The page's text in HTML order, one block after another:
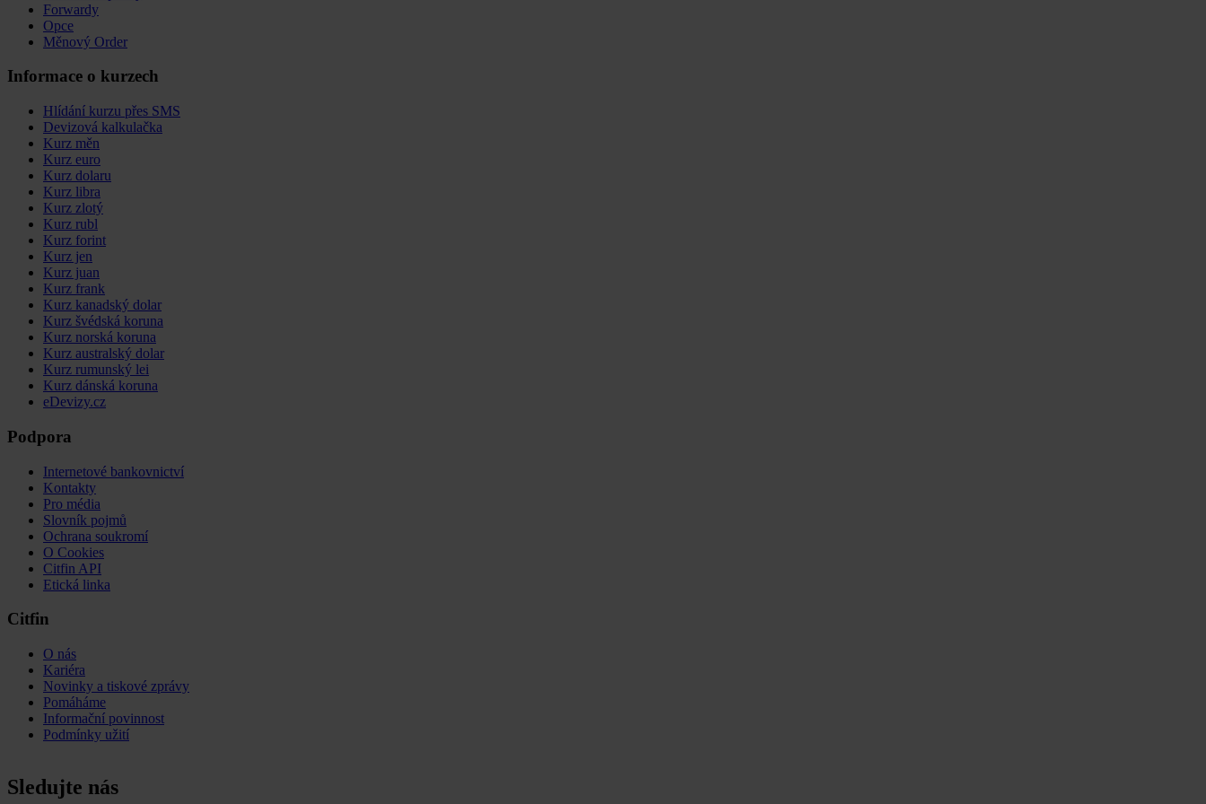
Forwardy
Opce
Měnový Order
Informace o kurzech
Hlídání kurzu přes SMS
Devizová kalkulačka
Kurz měn
Kurz euro
Kurz dolaru
Kurz libra
Kurz zlotý
Kurz rubl
Kurz forint
Kurz jen
Kurz juan
Kurz frank
Kurz kanadský dolar
Kurz švédská koruna
Kurz norská koruna
Kurz australský dolar
Kurz rumunský lei
Kurz dánská koruna
eDevizy.cz
Podpora
Internetové bankovnictví
Kontakty
Pro média
Slovník pojmů
Ochrana soukromí
O Cookies
Citfin API
Etická linka
Citfin
O nás
Kariéra
Novinky a tiskové zprávy
Pomáháme
Informační povinnost
Podmínky užití
Sledujte nás